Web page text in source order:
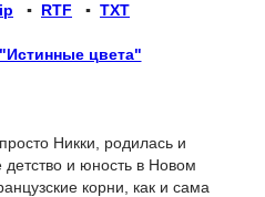
▪ RTF ▪ TXT
цвета"
Никки, родилась и
детство и юность в Новом
корни, как и сама